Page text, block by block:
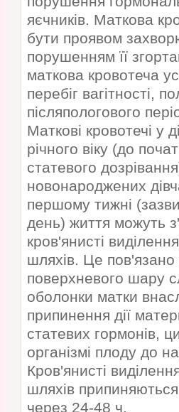
яєчників. Маткова
бути проявом
порушенням її
маткова кровотеча
перебіг вагітності,
післяпологового
Маткові кровотечі у
річного віку (до
статевого
новонароджених
першому тижні
день) життя можуть
кров'янисті
шляхів. Це
поверхневого шару
оболонки матки
припинення дії
статевих гормонів,
організмі плоду до
Кров'янисті
шляхів
через 24-48 ч.